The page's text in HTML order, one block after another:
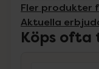
Fler produkter
Aktuella
Köps ofta